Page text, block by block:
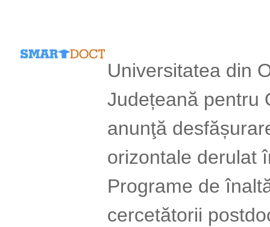
Universitatea din
Județeană pentru
anunţă
orizontale derulat
Programe de
cercetătorii